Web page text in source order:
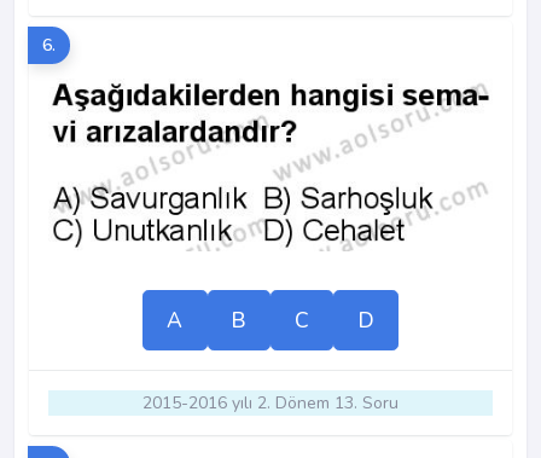
6.
A B C D
2015-2016 yılı 2. Dönem 13. Soru